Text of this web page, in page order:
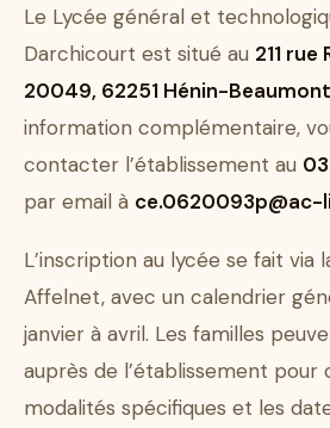
Le Lycée général et
Darchicourt est situé au 211 rue
20049, 62251 Hénin-Beaumont
information complémentaire,
contacter l’établissement au
par email à ce.0620093p@ac-
L’inscription au lycée se fait via
Affelnet, avec un calendrier
janvier à avril. Les familles
auprès de l’établissement pour
modalités spécifiques et les